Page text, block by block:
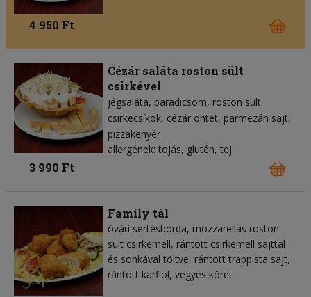
4 950 Ft
Cézár saláta roston sült
csirkével
jégsaláta paradicsom roston sült
csirkecsíkok cézár öntet parmezán sajt
pizzakenyér
allergének: tojás, glutén, tej
3 990 Ft
Family tál
óvári sertésborda, mozzarellás roston
sült csirkemell, rántott csirkemell sajttal
és sonkával töltve, rántott trappista sajt,
rántott karfiol, vegyes köret